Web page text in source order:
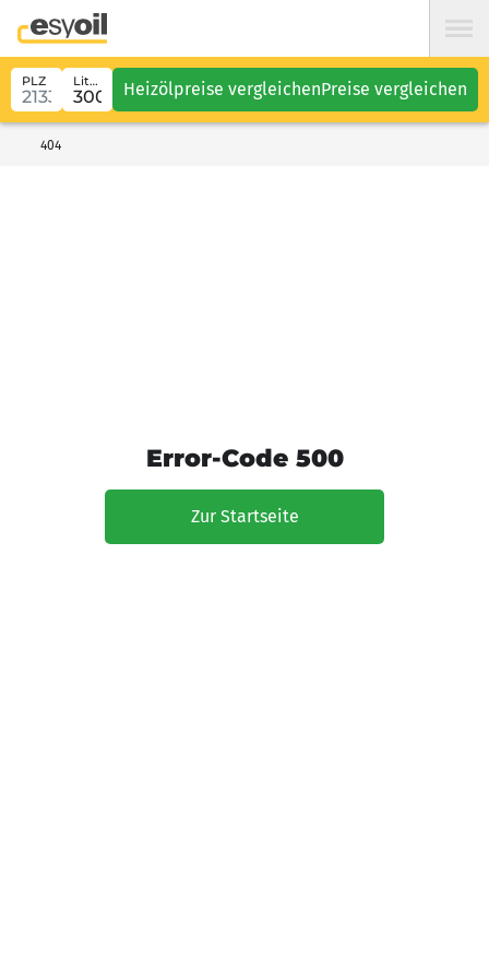
PLZ Liter Heizölpreise vergleichenPreise vergleichen
404
Error-Code 500
Zur Startseite